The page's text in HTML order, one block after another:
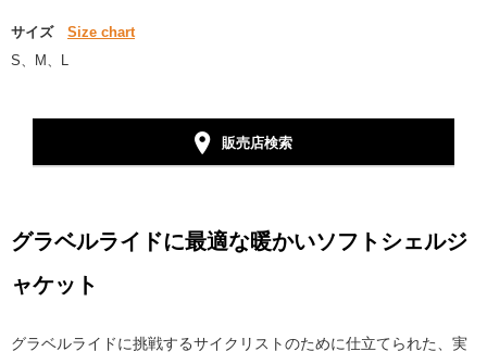
サイズ Size chart
S、M、L
販売店検索
グラベルライドに最適な暖かいソフトシェルジ
ャケット
グラベルライドに挑戦するサイクリストのために仕立てられた、実